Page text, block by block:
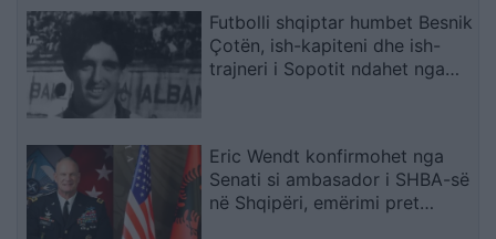
Futbolli shqiptar humbet Besnik
Çotën, ish-kapiteni dhe ish-
trajneri i Sopotit ndahet nga
Eric Wendt konfirmohet nga
Senati si ambasador i SHBA-së
në Shqipëri, emërimi pret